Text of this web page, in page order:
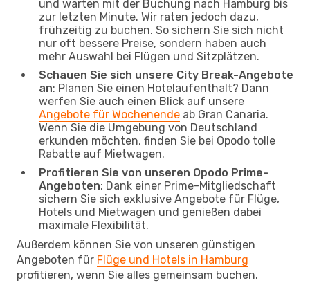
und warten mit der Buchung nach Hamburg bis
zur letzten Minute. Wir raten jedoch dazu,
frühzeitig zu buchen. So sichern Sie sich nicht
nur oft bessere Preise, sondern haben auch
mehr Auswahl bei Flügen und Sitzplätzen.
Schauen Sie sich unsere City Break-Angebote
an: Planen Sie einen Hotelaufenthalt? Dann
werfen Sie auch einen Blick auf unsere
Angebote für Wochenende ab Gran Canaria.
Wenn Sie die Umgebung von Deutschland
erkunden möchten, finden Sie bei Opodo tolle
Rabatte auf Mietwagen.
Profitieren Sie von unseren Opodo Prime-
Angeboten: Dank einer Prime-Mitgliedschaft
sichern Sie sich exklusive Angebote für Flüge,
Hotels und Mietwagen und genießen dabei
maximale Flexibilität.
Außerdem können Sie von unseren günstigen
Angeboten für Flüge und Hotels in Hamburg
profitieren, wenn Sie alles gemeinsam buchen.